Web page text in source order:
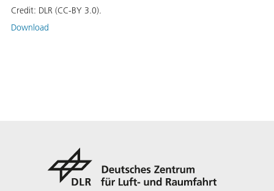
Credit: DLR (CC-BY 3.0).
Download